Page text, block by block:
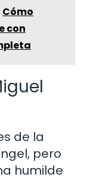
Cómo
con
de la
pero
humilde